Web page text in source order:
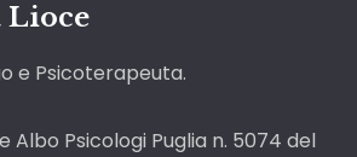
Lioce
e Psicoterapeuta.
Albo Psicologi Puglia n. 5074 del